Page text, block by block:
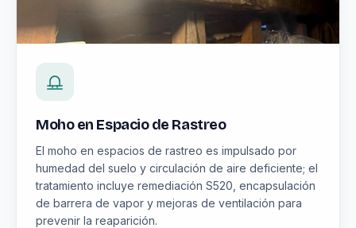
Moho en Espacio de Rastreo
El moho en espacios de rastreo es impulsado por
humedad del suelo y circulación de aire deficiente; el
tratamiento incluye remediación S520, encapsulación
de barrera de vapor y mejoras de ventilación para
prevenir la reaparición.